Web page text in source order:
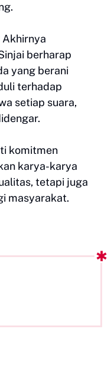
Akhirnya
berharap
yang berani
terhadap
setiap suara,
komitmen
karya-karya
tetapi juga
masyarakat.